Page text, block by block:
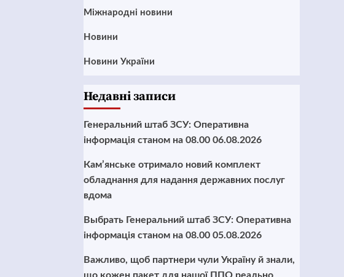
Міжнародні новини
Новини
Новини України
Недавні записи
Генеральний штаб ЗСУ: Оперативна
інформація станом на 08.00 06.08.2026
Кам’янське отримало новий комплект
обладнання для надання державних послуг
вдома
Выбрать Генеральний штаб ЗСУ: Оперативна
інформація станом на 08.00 05.08.2026
Важливо, щоб партнери чули Україну й знали,